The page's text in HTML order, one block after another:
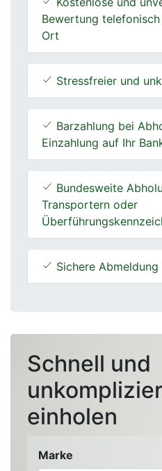
Bewertung
Ort
Stressfreier und
Barzahlung bei
Einzahlung auf Ihr
Bundesweite
Transportern oder
Sichere
Schnell und
einholen
Marke